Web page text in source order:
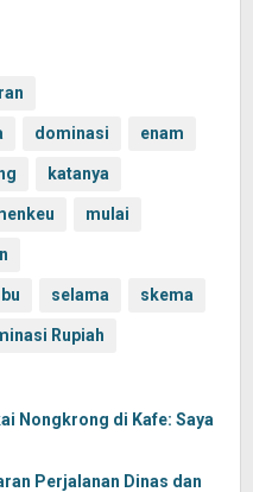
dominasi enam
katanya
mulai
selama skema
Rupiah
Nongkrong di Kafe: Saya
Perjalanan Dinas dan